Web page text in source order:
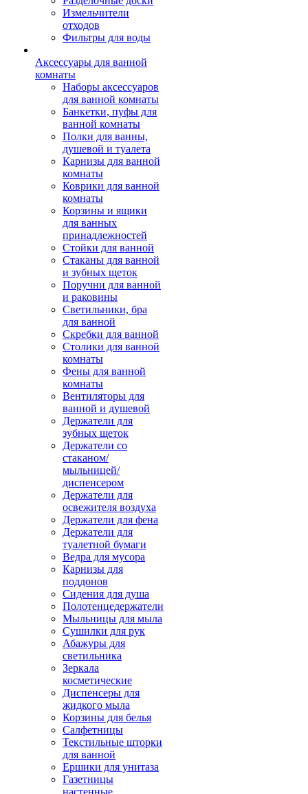
Измельчители
отходов
Фильтры для воды
Аксессуары для ванной
комнаты
Наборы аксессуаров
для ванной комнаты
Банкетки, пуфы для
ванной комнаты
Полки для ванны,
душевой и туалета
Карнизы для ванной
комнаты
Коврики для ванной
комнаты
Корзины и ящики
для ванных
принадлежностей
Стойки для ванной
Стаканы для ванной
и зубных щеток
Поручни для ванной
и раковины
Светильники, бра
для ванной
Скребки для ванной
Столики для ванной
комнаты
Фены для ванной
комнаты
Вентиляторы для
ванной и душевой
Держатели для
зубных щеток
Держатели со
стаканом/
мыльницей/
диспенсером
Держатели для
освежителя воздуха
Держатели для фена
Держатели для
туалетной бумаги
Ведра для мусора
Карнизы для
поддонов
Сидения для душа
Полотенцедержатели
Мыльницы для мыла
Сушилки для рук
Абажуры для
светильника
Зеркала
косметические
Диспенсеры для
жидкого мыла
Корзины для белья
Салфетницы
Текстильные шторки
для ванной
Ершики для унитаза
Газетницы
настенные